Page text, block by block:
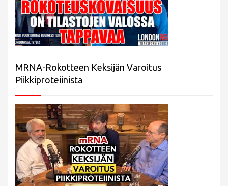
MRNA-Rokotteen Keksijän Varoitus
Piikkiproteiinista